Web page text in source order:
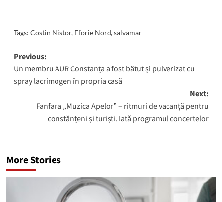
Tags: Costin Nistor, Eforie Nord,salvamar
Post
navigation
Previous:
Un membru AUR Constanța a fost bătut și pulverizat cu
spray lacrimogen în propria casă
Next:
Fanfara „Muzica Apelor” – ritmuri de vacanță pentru
constănțeni și turiști. Iată programul concertelor
More Stories